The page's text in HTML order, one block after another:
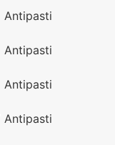
Antipasti
Antipasti
Antipasti
Antipasti